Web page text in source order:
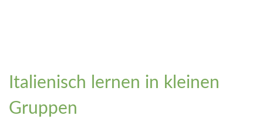
Italienisch lernen in kleinen
Gruppen